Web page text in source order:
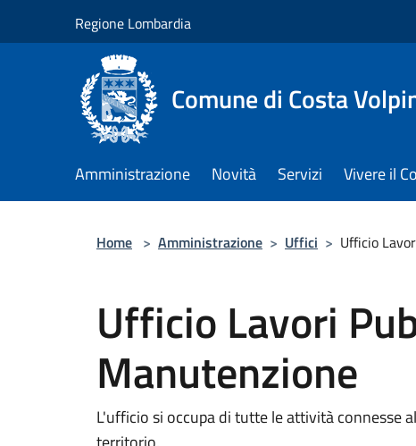
Regione Lombardia
Comune di Costa
Amministrazione Novità Servizi Vivere il
Home > Amministrazione > Uffici > Ufficio
Ufficio Lavori
Manutenzione
L'ufficio si occupa di tutte le attività connesse